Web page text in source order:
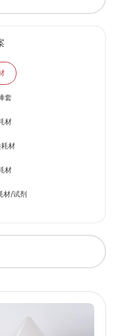
套
材
材
材
材/试剂